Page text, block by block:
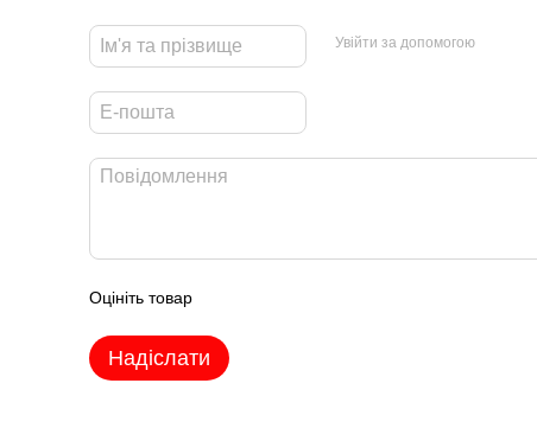
Увійти за допомогою
Оцініть товар
Надіслати